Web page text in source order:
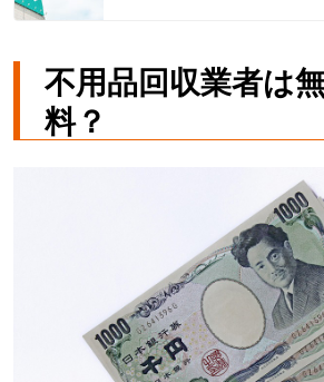
不用品回収業者は
料？